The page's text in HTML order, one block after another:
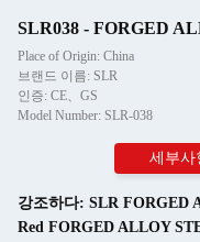
SLR038 - FORGED
Place of Origin: China
브랜드 이름: SLR
인증: CE、GS
Model Number: SLR-038
세부사
강조하다: SLR FORGED
Red FORGED ALLOY